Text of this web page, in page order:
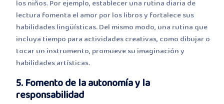
los niños. Por ejemplo, establecer una rutina diaria de
lectura fomenta el amor por los libros y fortalece sus
habilidades lingüísticas. Del mismo modo, una rutina que
incluya tiempo para actividades creativas, como dibujar o
tocar un instrumento, promueve su imaginación y
habilidades artísticas.
5. Fomento de la autonomía y la
responsabilidad